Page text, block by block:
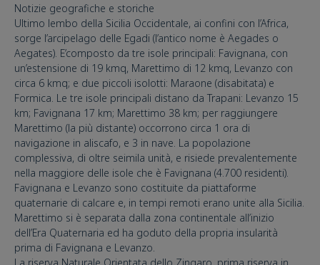
Notizie geografiche e storiche
Ultimo lembo della Sicilia Occidentale, ai confini con l’Africa,
sorge l’arcipelago delle Egadi (l’antico nome è Aegades o
Aegates). E’composto da tre isole principali: Favignana, con
un’estensione di 19 kmq, Marettimo di 12 kmq, Levanzo con
circa 6 kmq; e due piccoli isolotti: Maraone (disabitata) e
Formica. Le tre isole principali distano da Trapani: Levanzo 15
km; Favignana 17 km; Marettimo 38 km; per raggiungere
Marettimo (la più distante) occorrono circa 1 ora di
navigazione in aliscafo, e 3 in nave. La popolazione
complessiva, di oltre seimila unità, e risiede prevalentemente
nella maggiore delle isole che è Favignana (4.700 residenti).
Favignana e Levanzo sono costituite da piattaforme
quaternarie di calcare e, in tempi remoti erano unite alla Sicilia.
Marettimo si è separata dalla zona continentale all’inizio
dell’Era Quaternaria ed ha goduto della propria insularità
prima di Favignana e Levanzo.